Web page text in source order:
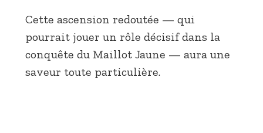
Cette ascension redoutée — qui
pourrait jouer un rôle décisif dans la
conquête du Maillot Jaune — aura une
saveur toute particulière.